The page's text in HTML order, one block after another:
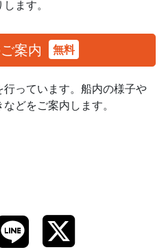
ます。
案内 無料
っています。 船内の様子や
どをご案内します。